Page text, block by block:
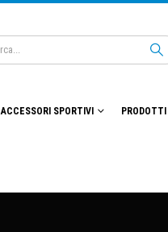
ACCESSORI SPORTIVI